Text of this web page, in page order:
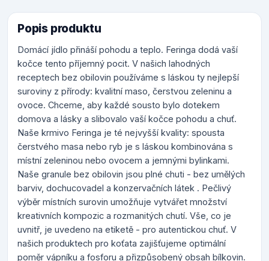
Popis produktu
Domácí jídlo přináší pohodu a teplo. Feringa dodá vaší
kočce tento příjemný pocit. V našich lahodných
receptech bez obilovin používáme s láskou ty nejlepší
suroviny z přírody: kvalitní maso, čerstvou zeleninu a
ovoce. Chceme, aby každé sousto bylo dotekem
domova a lásky a slibovalo vaší kočce pohodu a chuť.
Naše krmivo Feringa je té nejvyšší kvality: spousta
čerstvého masa nebo ryb je s láskou kombinována s
místní zeleninou nebo ovocem a jemnými bylinkami.
Naše granule bez obilovin jsou plné chuti - bez umělých
barviv, dochucovadel a konzervačních látek . Pečlivý
výběr místních surovin umožňuje vytvářet množství
kreativních kompozic a rozmanitých chutí. Vše, co je
uvnitř, je uvedeno na etiketě - pro autentickou chuť. V
našich produktech pro koťata zajišťujeme optimální
poměr vápníku a fosforu a přizpůsobený obsah bílkovin.